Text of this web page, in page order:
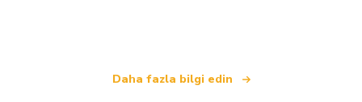
Daha fazla bilgi edin